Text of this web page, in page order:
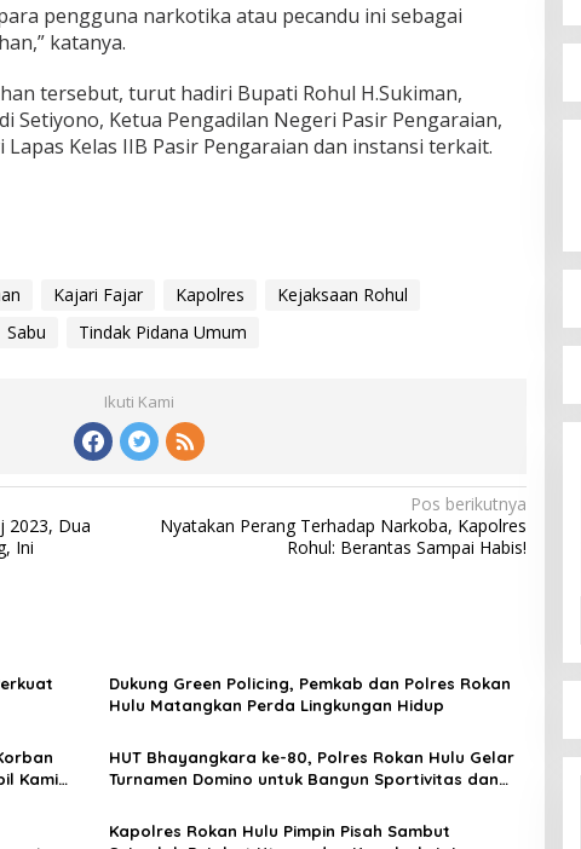
pengguna narkotika atau pecandu ini sebagai
katanya.
tersebut, turut hadiri Bupati Rohul H.Sukiman,
Setiyono, Ketua Pengadilan Negeri Pasir Pengaraian,
Lapas Kelas IIB Pasir Pengaraian dan instansi terkait.
Kajari Fajar Kapolres
Kejaksaan Rohul
Sabu Tindak Pidana Umum
Ikuti Kami
2023, Dua
Ini
Pos berikutnya
Nyatakan Perang Terhadap Narkoba, Kapolres
Rohul: Berantas Sampai Habis!
Dukung Green Policing, Pemkab dan Polres Rokan
Hulu Matangkan Perda Lingkungan Hidup
Kami
HUT Bhayangkara ke-80, Polres Rokan Hulu Gelar
Turnamen Domino untuk Bangun Sportivitas dan
Kapolres Rokan Hulu Pimpin Pisah Sambut